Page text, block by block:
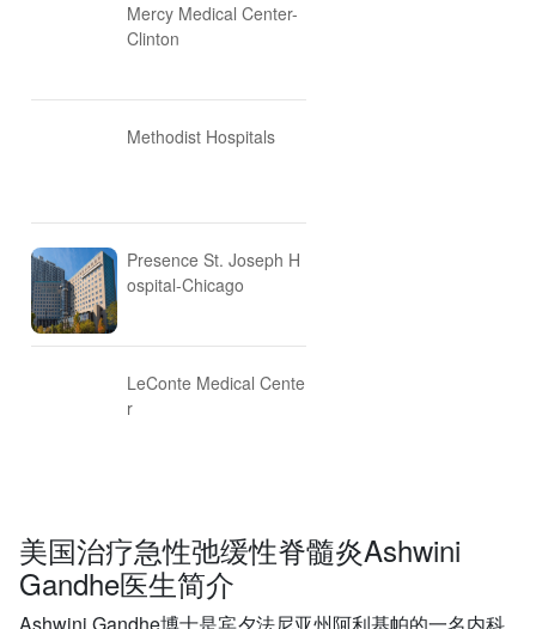
Mercy Medical Center-
Clinton
Methodist Hospitals
Presence St. Joseph H
ospital-Chicago
LeConte Medical Cente
r
美国治疗急性弛缓性脊髓炎Ashwini
Gandhe医生简介